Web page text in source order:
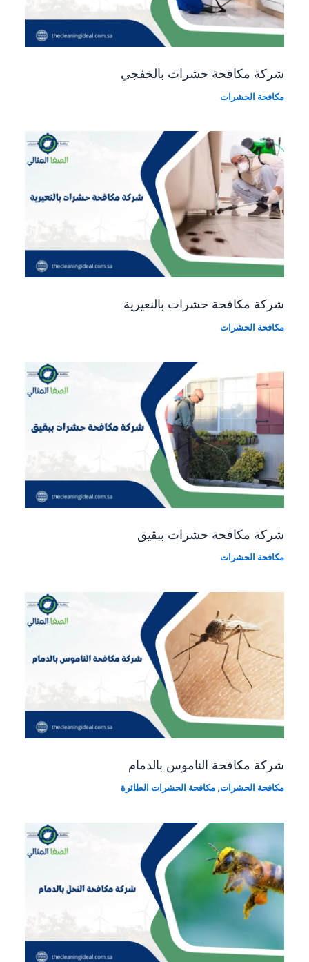
شركة مكافحة حشرات بالخفجي
مكافحة الحشرات
شركة مكافحة حشرات بالنعيرية
مكافحة الحشرات
شركة مكافحة حشرات ببقيق
مكافحة الحشرات
شركة مكافحة الناموس بالدمام
مكافحة الحشرات,مكافحة الحشرات الطائرة